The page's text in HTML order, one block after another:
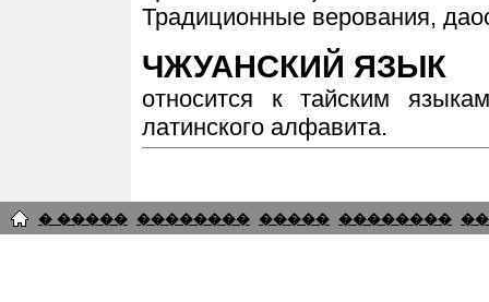
Традиционные верования,
ЧЖУАНСКИЙ ЯЗЫК
относится к тайским
латинского алфавита.
� ����� �������� ����� ��������